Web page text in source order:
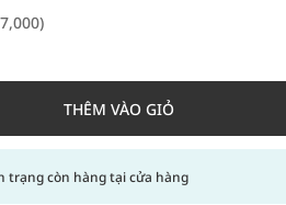
THÊM VÀO GIỎ
trạng còn hàng tại cửa hàng